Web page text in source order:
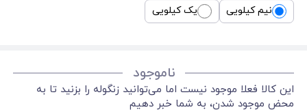
نیم کیلویی یک کیلویی
ناموجود
این کالا فعلا موجود نیست اما می‌توانید زنگوله را بزنید تا به
محض موجود شدن، به شما خبر دهیم